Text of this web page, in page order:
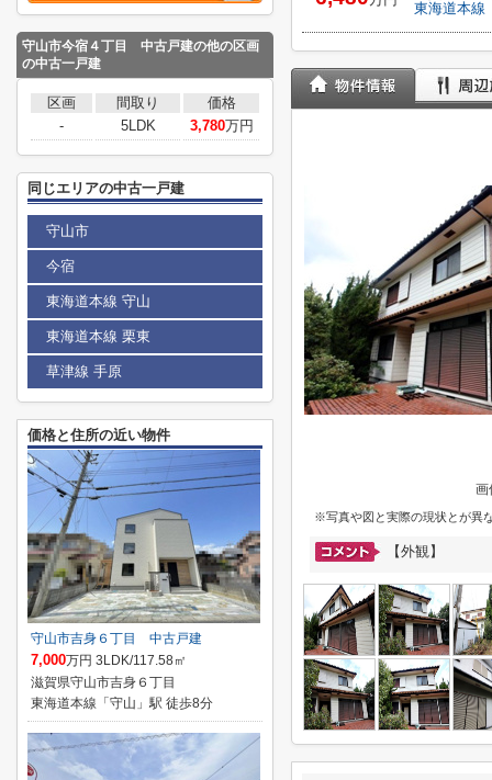
東海道本線
画
※写真や図と実際の現状とが異
【外観】
守山市今宿４丁目 中古戸建の他の区画
の中古一戸建
区画 間取り
価格
-
5LDK 3,780万円
同じエリアの中古一戸建
守山市
今宿
東海道本線 守山
東海道本線 栗東
草津線 手原
価格と住所の近い物件
守山市吉身６丁目 中古戸建
7,000万円 3LDK/117.58㎡
滋賀県守山市吉身６丁目
東海道本線「守山」駅 徒歩8分